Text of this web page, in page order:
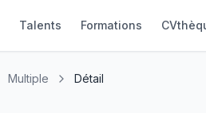
Talents Formations
Multiple Détail